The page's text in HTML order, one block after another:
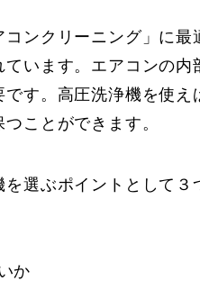
ンクリーニング」に
います。エアコンの
す。高圧洗浄機を使
ことができます。
選ぶポイントとして３
か